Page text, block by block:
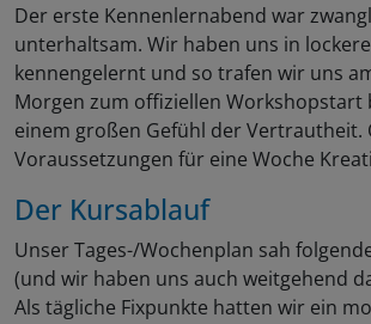
Der erste Kennenlernabend war
unterhaltsam. Wir haben uns in
kennengelernt und so trafen wir uns
Morgen zum offiziellen Workshopstart
einem großen Gefühl der Vertrautheit.
Voraussetzungen für eine Woche
Der Kursablauf
Unser Tages-/Wochenplan sah
(und wir haben uns auch weitgehend
Als tägliche Fixpunkte hatten wir ein